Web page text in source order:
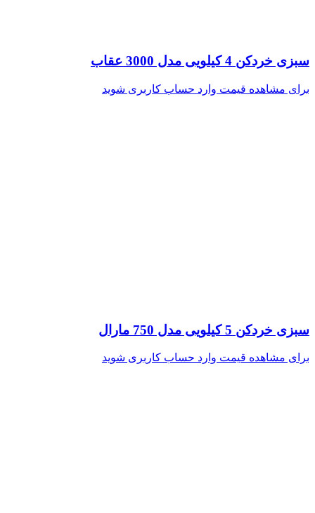
سبزی خردکن 4 کیلویی مدل 3000 عقاب
برای مشاهده قیمت وارد حساب کاربری شوید
سبزی خردکن 5 کیلویی مدل 750 مارال
برای مشاهده قیمت وارد حساب کاربری شوید